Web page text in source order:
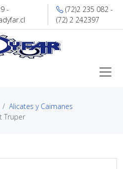
-
(72)2 235 082 -
(72) 2 242397
Alicates y Caimanes
Truper